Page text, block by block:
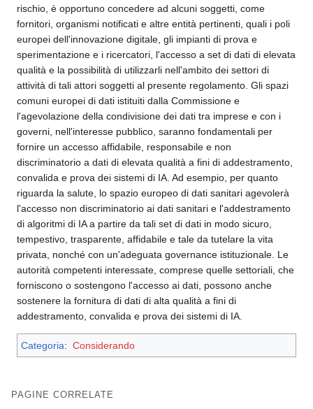
rischio, è opportuno concedere ad alcuni soggetti, come
fornitori, organismi notificati e altre entità pertinenti, quali i poli
europei dell'innovazione digitale, gli impianti di prova e
sperimentazione e i ricercatori, l'accesso a set di dati di elevata
qualità e la possibilità di utilizzarli nell'ambito dei settori di
attività di tali attori soggetti al presente regolamento. Gli spazi
comuni europei di dati istituiti dalla Commissione e
l'agevolazione della condivisione dei dati tra imprese e con i
governi, nell'interesse pubblico, saranno fondamentali per
fornire un accesso affidabile, responsabile e non
discriminatorio a dati di elevata qualità a fini di addestramento,
convalida e prova dei sistemi di IA. Ad esempio, per quanto
riguarda la salute, lo spazio europeo di dati sanitari agevolerà
l'accesso non discriminatorio ai dati sanitari e l'addestramento
di algoritmi di IA a partire da tali set di dati in modo sicuro,
tempestivo, trasparente, affidabile e tale da tutelare la vita
privata, nonché con un'adeguata governance istituzionale. Le
autorità competenti interessate, comprese quelle settoriali, che
forniscono o sostengono l'accesso ai dati, possono anche
sostenere la fornitura di dati di alta qualità a fini di
addestramento, convalida e prova dei sistemi di IA.
Categoria: Considerando
PAGINE CORRELATE